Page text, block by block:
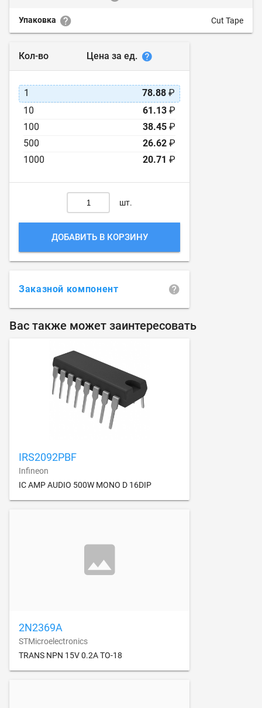
Упаковка Cut Tape
Кол-во Цена за ед.
1 78.88 ₽
10
61.13 ₽
100
38.45 ₽
500
26.62 ₽
1000
20.71 ₽
шт.
ДОБАВИТЬ В КОРЗИНУ
Заказной компонент
Вас также может заинтересовать
IRS2092PBF
Infineon
IC AMP AUDIO 500W MONO D 16DIP
2N2369A
STMicroelectronics
TRANS NPN 15V 0.2A TO-18